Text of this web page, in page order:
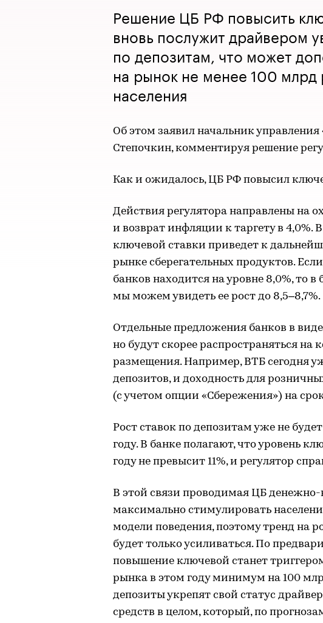
Решение ЦБ РФ повысить
вновь послужит драйвером
по депозитам, что может
на рынок не менее 100 млрд
населения
Об этом заявил начальник
Степочкин, комментируя решение
Как и ожидалось, ЦБ РФ повысил
Действия регулятора направлены на
и возврат инфляции к таргету в
ключевой ставки приведет к
рынке сберегательных продуктов.
банков находится на уровне 8,0%, то
мы можем увидеть ее рост до 8,5–8,7%.
Отдельные предложения банков в
но будут скорее распространяться на
размещения. Например, ВТБ сегодня
депозитов, и доходность для
(с учетом опции «Сбережения») на
Рост ставок по депозитам уже не
году. В банке полагают, что уровень
году не превысит 11%, и регулятор
В этой связи проводимая ЦБ
максимально стимулировать
модели поведения, поэтому тренд на
будет только усиливаться. По
повышение ключевой станет
рынка в этом году минимум на 100
депозиты укрепят свой статус
средств в целом, который, по